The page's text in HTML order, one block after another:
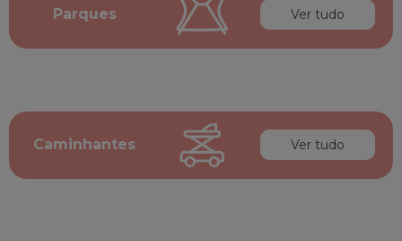
Parques Ver tudo
Caminhantes Ver tudo